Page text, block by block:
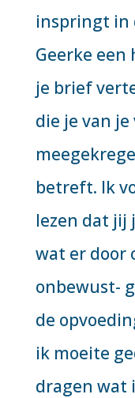
inspringt in
Geerke een
je brief
die je van
betreft. Ik
lezen dat jij
wat er door
onbewust-
de
ik moeite
dragen wat